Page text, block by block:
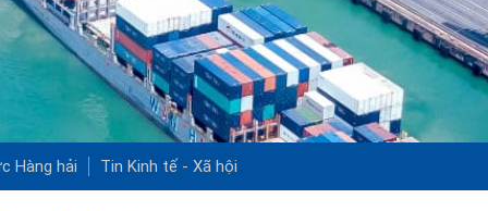
Hàng hải Tin Kinh tế - Xã hội